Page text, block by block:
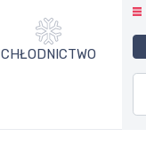
CHŁODNICTWO